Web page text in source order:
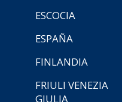
ESCOCIA
ESPAÑA
FINLANDIA
FRIULI VENEZIA
GIULIA